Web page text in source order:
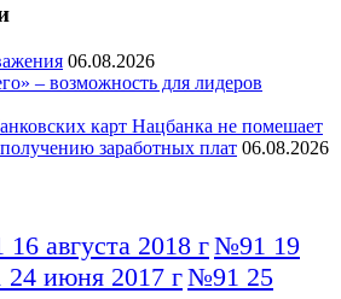
06.08.2026
– возможность для лидеров
карт Нацбанка не помешает
заработных плат 06.08.2026
августа 2018 г№91 19
июня 2017 г№91 25